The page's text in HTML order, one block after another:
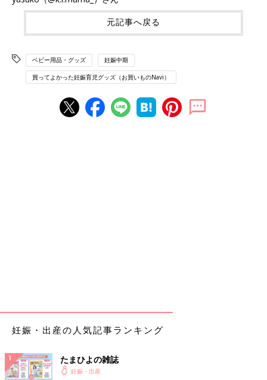
元記事へ戻る
ベビー用品・グッズ 妊娠中期
買ってよかった妊娠育児グッズ（お買いものNavi）
妊娠・出産の人気記事ランキング
たまひよの雑誌
妊娠・出産